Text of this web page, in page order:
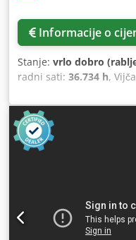
Informacije o
Stanje: vrlo dobro
radni sati: 36.734 h,
Integrirani sušilnik
8,87 m3/min Godina